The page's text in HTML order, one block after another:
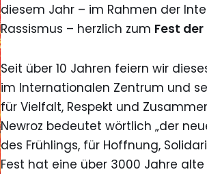
diesem Jahr – im Rahmen der
Rassismus – herzlich zum Fest der
Seit über 10 Jahren feiern wir
im Internationalen Zentrum und
für Vielfalt, Respekt und
Newroz bedeutet wörtlich „der
des Frühlings, für Hoffnung,
Fest hat eine über 3000 Jahre